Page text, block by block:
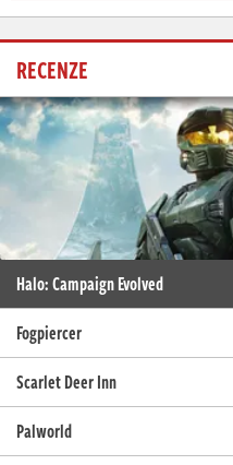
RECENZE
Halo: Campaign Evolved
Fogpiercer
Scarlet Deer Inn
Palworld